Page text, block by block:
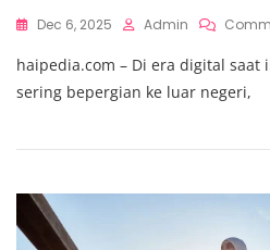
Dec 6, 2025 Admin
haipedia.com – Di era digital
sering bepergian ke luar negeri,